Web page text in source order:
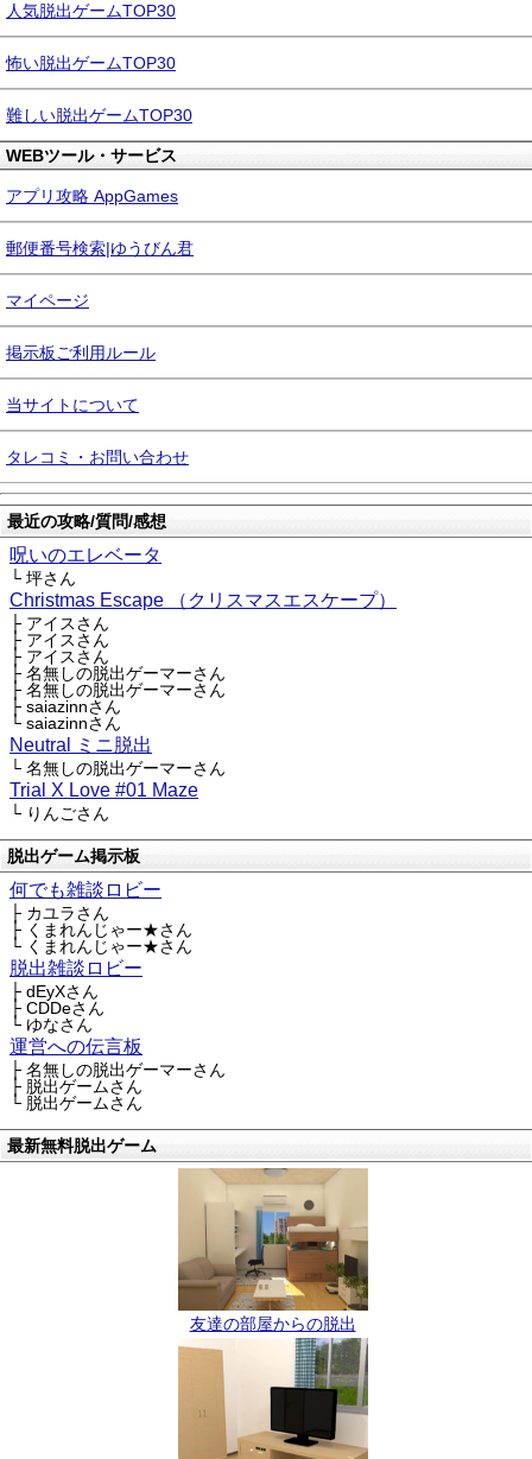
人気脱出ゲームTOP30
怖い脱出ゲームTOP30
難しい脱出ゲームTOP30
WEBツール・サービス
アプリ攻略 AppGames
郵便番号検索|ゆうびん君
マイページ
掲示板ご利用ルール
当サイトについて
タレコミ・お問い合わせ
最近の攻略/質問/感想
呪いのエレベータ
└ 坪さん
Christmas Escape （クリスマスエスケープ）
├ アイスさん
├ アイスさん
├ アイスさん
├ 名無しの脱出ゲーマーさん
├ 名無しの脱出ゲーマーさん
├ saiazinnさん
└ saiazinnさん
Neutral ミニ脱出
└ 名無しの脱出ゲーマーさん
Trial X Love #01 Maze
└ りんごさん
脱出ゲーム掲示板
何でも雑談ロビー
├ カユラさん
├ くまれんじゃー★さん
└ くまれんじゃー★さん
脱出雑談ロビー
├ dEyXさん
├ CDDeさん
└ ゆなさん
運営への伝言板
├ 名無しの脱出ゲーマーさん
├ 脱出ゲームさん
└ 脱出ゲームさん
最新無料脱出ゲーム
友達の部屋からの脱出